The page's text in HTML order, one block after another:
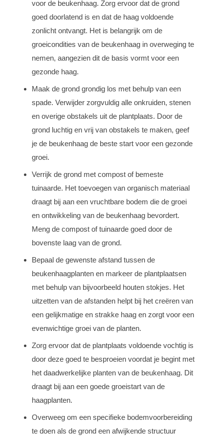
voor de beukenhaag. Zorg ervoor dat de grond
goed doorlatend is en dat de haag voldoende
zonlicht ontvangt. Het is belangrijk om de
groeicondities van de beukenhaag in overweging te
nemen, aangezien dit de basis vormt voor een
gezonde haag.
Maak de grond grondig los met behulp van een
spade. Verwijder zorgvuldig alle onkruiden, stenen
en overige obstakels uit de plantplaats. Door de
grond luchtig en vrij van obstakels te maken, geef
je de beukenhaag de beste start voor een gezonde
groei.
Verrijk de grond met compost of bemeste
tuinaarde. Het toevoegen van organisch materiaal
draagt bij aan een vruchtbare bodem die de groei
en ontwikkeling van de beukenhaag bevordert.
Meng de compost of tuinaarde goed door de
bovenste laag van de grond.
Bepaal de gewenste afstand tussen de
beukenhaagplanten en markeer de plantplaatsen
met behulp van bijvoorbeeld houten stokjes. Het
uitzetten van de afstanden helpt bij het creëren van
een gelijkmatige en strakke haag en zorgt voor een
evenwichtige groei van de planten.
Zorg ervoor dat de plantplaats voldoende vochtig is
door deze goed te besproeien voordat je begint met
het daadwerkelijke planten van de beukenhaag. Dit
draagt bij aan een goede groeistart van de
haagplanten.
Overweeg om een specifieke bodemvoorbereiding
te doen als de grond een afwijkende structuur